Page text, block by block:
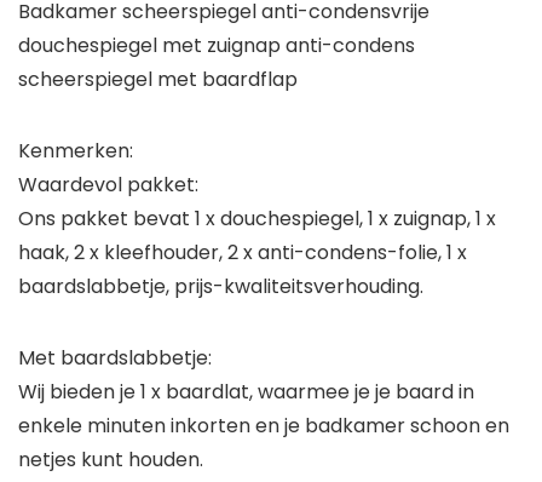
Badkamer scheerspiegel anti-condensvrije
douchespiegel met zuignap anti-condens
scheerspiegel met baardflap
Kenmerken:
Waardevol pakket:
Ons pakket bevat 1 x douchespiegel, 1 x zuignap, 1 x
haak, 2 x kleefhouder, 2 x anti-condens-folie, 1 x
baardslabbetje, prijs-kwaliteitsverhouding.
Met baardslabbetje:
Wij bieden je 1 x baardlat, waarmee je je baard in
enkele minuten inkorten en je badkamer schoon en
netjes kunt houden.